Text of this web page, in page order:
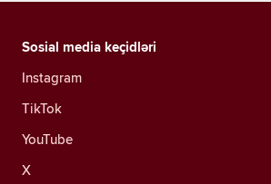
Sosial media keçidləri
Instagram
TikTok
YouTube
X